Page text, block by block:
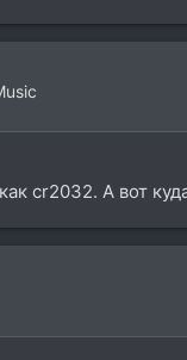
cr2032. А вот